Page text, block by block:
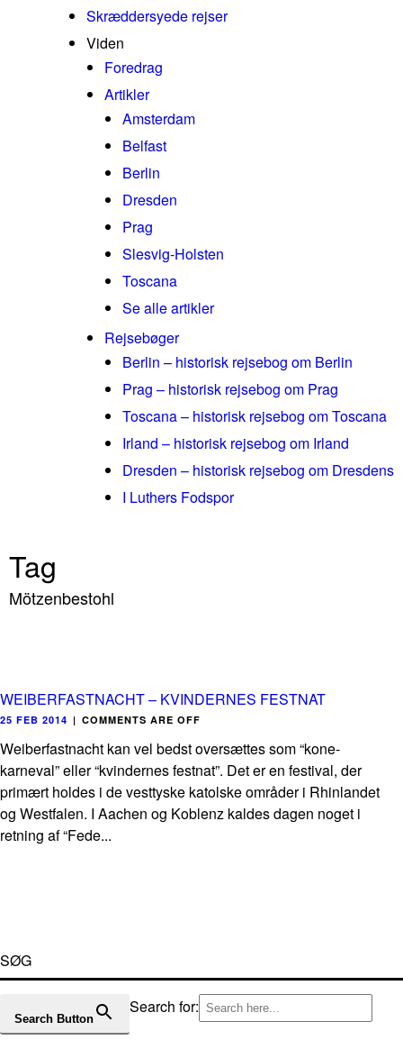
Skræddersyede rejser
Viden
Foredrag
Artikler
Amsterdam
Belfast
Berlin
Dresden
Prag
Slesvig-Holsten
Toscana
Se alle artikler
Rejsebøger
Berlin – historisk rejsebog om Berlin
Prag – historisk rejsebog om Prag
Toscana – historisk rejsebog om Toscana
Irland – historisk rejsebog om Irland
Dresden – historisk rejsebog om Dresdens
I Luthers Fodspor
Tag
Mötzenbestohl
WEIBERFASTNACHT – KVINDERNES FESTNAT
25 FEB 2014 | COMMENTS ARE OFF
Weiberfastnacht kan vel bedst oversættes som “kone-
karneval” eller “kvindernes festnat”. Det er en festival, der
primært holdes i de vesttyske katolske områder i Rhinlandet
og Westfalen. I Aachen og Koblenz kaldes dagen noget i
retning af “Fede...
SØG
Search for:
Search Button